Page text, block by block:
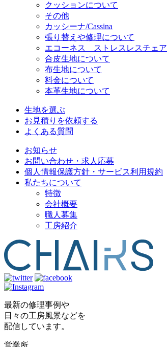
クッションについて
その他
カッシーナ/Cassina
張り替えや修理について
エコーネス ストレスレスチェア
合皮生地について
布生地について
料金について
本革生地について
生地を選ぶ
お見積りを依頼する
よくある質問
お知らせ
お問い合わせ・求人応募
個人情報保護方針・サービス利用規約
私たちについて
特徴
会社概要
職人募集
工房紹介
最新の修理事例や
日々の工房風景などを
配信しています。